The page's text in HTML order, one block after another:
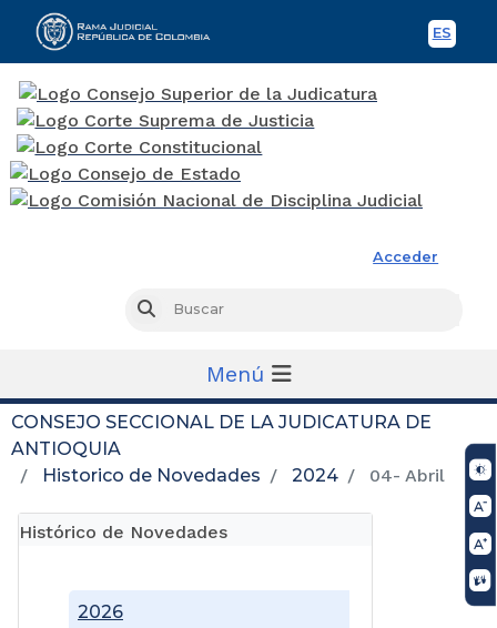
ES
Acceder
Buscar
Menú
CONSEJO SECCIONAL DE LA JUDICATURA DE
ANTIOQUIA
Historico de Novedades
2024 04- Abril
Histórico de Novedades
2026